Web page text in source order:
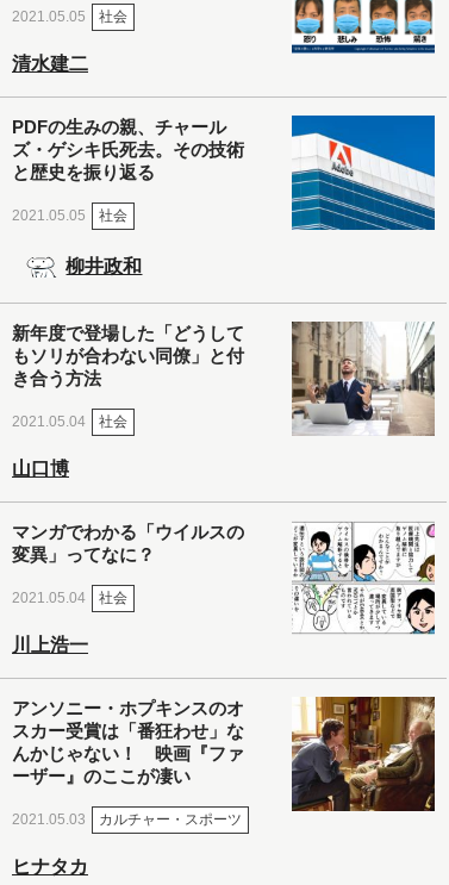
2021.05.05 社会
清水建二
PDFの生みの親、チャール
ズ・ゲシキ氏死去。その技術
と歴史を振り返る
2021.05.05 社会
柳井政和
新年度で登場した「どうして
もソリが合わない同僚」と付
き合う方法
2021.05.04 社会
山口博
マンガでわかる「ウイルスの
変異」ってなに？
2021.05.04 社会
川上浩一
アンソニー・ホプキンスのオ
スカー受賞は「番狂わせ」な
んかじゃない！ 映画『ファ
ーザー』のここが凄い
2021.05.03 カルチャー・スポーツ
ヒナタカ